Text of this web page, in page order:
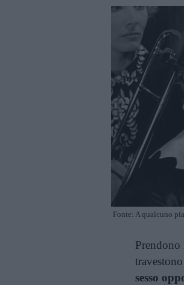
Fonte: A qualcuno
sesso